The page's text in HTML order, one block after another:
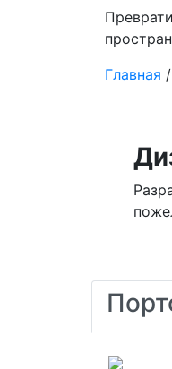
Главная /